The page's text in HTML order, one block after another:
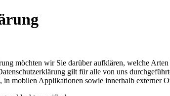
möchten wir Sie darüber aufklären, welche
gilt für alle von uns
in mobilen Applikationen sowie innerhalb externer